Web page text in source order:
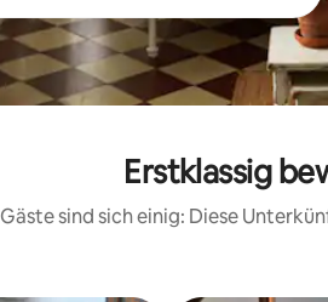
Erstklassig
Gäste sind sich einig: Diese